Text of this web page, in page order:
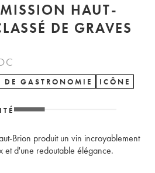
HAUT-
DE GRAVES
GASTRONOMIE ICÔNE
Brion produit un vin incroyablement
et d'une redoutable élégance.